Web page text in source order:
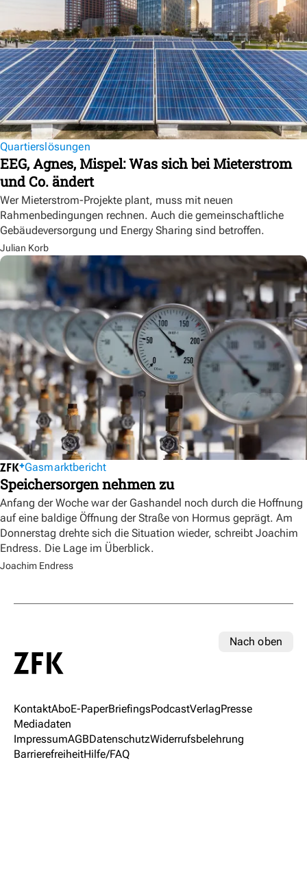
Quartierslösungen
EEG, Agnes, Mispel: Was sich bei Mieterstrom
und Co. ändert
Wer Mieterstrom-Projekte plant, muss mit neuen
Rahmenbedingungen rechnen. Auch die gemeinschaftliche
Gebäudeversorgung und Energy Sharing sind betroffen.
Julian Korb
Gasmarktbericht
Speichersorgen nehmen zu
Anfang der Woche war der Gashandel noch durch die Hoffnung
auf eine baldige Öffnung der Straße von Hormus geprägt. Am
Donnerstag drehte sich die Situation wieder, schreibt Joachim
Endress. Die Lage im Überblick.
Joachim Endress
Nach oben
KontaktAboE-PaperBriefingsPodcastVerlagPresse
Mediadaten
ImpressumAGBDatenschutzWiderrufsbelehrung
BarrierefreiheitHilfe/FAQ